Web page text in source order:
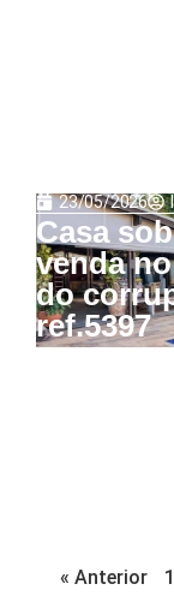
23/05/2026
Casa
venda
do
ref.5397
« Anterior 1